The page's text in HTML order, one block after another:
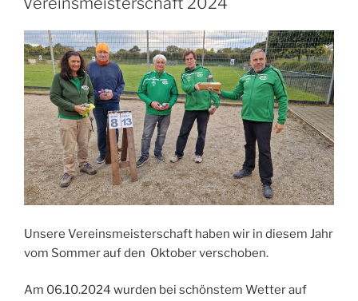
Unsere Vereinsmeisterschaft haben wir in diesem Jahr
vom Sommer auf den Oktober verschoben.
Am 06.10.2024 wurden bei schönstem Wetter auf